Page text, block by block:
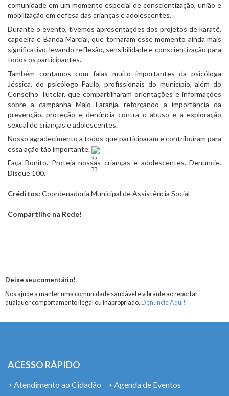
comunidade em um momento especial de conscientização, união e
mobilização em defesa das crianças e adolescentes.
Durante o evento, tivemos apresentações dos projetos de karatê,
capoeira e Banda Marcial, que tornaram esse momento ainda mais
significativo, levando reflexão, sensibilidade e conscientização para
todos os participantes.
Também contamos com falas muito importantes da psicóloga
Jéssica, do psicólogo Paulo, profissionais do município, além do
Conselho Tutelar, que compartilharam orientações e informações
sobre a campanha Maio Laranja, reforçando a importância da
prevenção, proteção e denúncia contra o abuso e a exploração
sexual de crianças e adolescentes.
Nosso agradecimento a todos que participaram e contribuíram para
essa ação tão importante.
Faça Bonito. Proteja nossas crianças e adolescentes. Denuncie.
Disque 100.
Créditos: Coordenadoria Municipal de Assistência Social
Compartilhe na Rede!
Deixe seu comentário!
Nos ajude a manter uma comunidade saudável e vibrante ao reportar
qualquer comportamento ilegal ou inapropriado. Denuncie Aqui!
ACESSO RÁPIDO
> Atendimento ao Cidadão
> Agenda de Eventos